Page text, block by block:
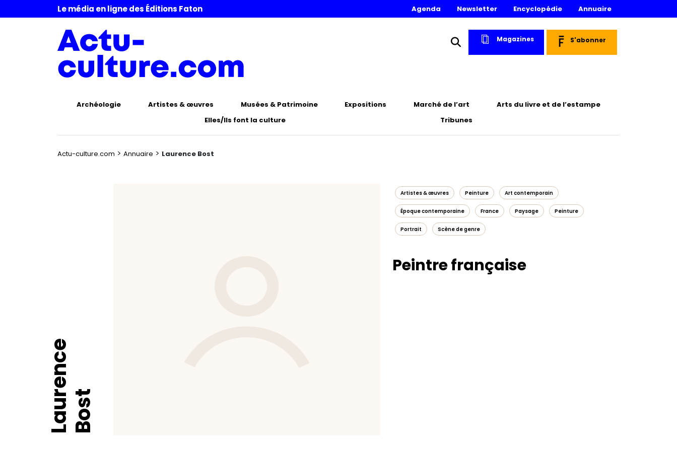
Le média en ligne des Éditions Faton Agenda Newsletter Encyclopédie Annuaire
Magazines S'abonner
Archéologie Artistes & œuvres Musées & Patrimoine Expositions Marché de l’art
Arts du livre et de l’estampe
Elles/Ils font la culture
Tribunes
Actu-culture.com > Annuaire > Laurence Bost
Laurence Bost
Artistes & œuvres Peinture Art contemporain
Époque contemporaine France Paysage Peinture
Portrait Scène de genre
Peintre française